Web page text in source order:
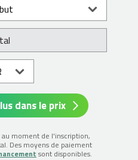
dans le prix
au moment de l'inscription,
Des moyens de paiement
sont disponibles.